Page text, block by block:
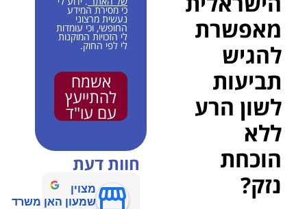
מאפשרת
להגיש
תביעות
לשון הרע
ללא
הוכחת
נזק?
כי מסירת המידע
נעשית מרצוני
החופשי, וכי עומדות
לי הזכויות המוקנות
לי לפי החוק.
אשמח
להתייעץ
עם עו"ד
חוות דעת
מצוין
שמעון האן משרד